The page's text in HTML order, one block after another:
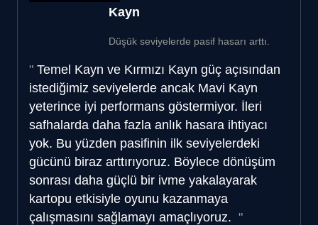
Kayn
Düşük seviyelerde pasif hasarı arttı.
Temel Kayn ve Kırmızı Kayn güç açısından
istediğimiz seviyelerde ancak Mavi Kayn
yeterince iyi performans göstermiyor. İleri
safhalarda daha fazla anlık hasara ihtiyacı
yok. Bu yüzden pasifinin ilk seviyelerdeki
gücünü biraz arttırıyoruz. Böylece dönüşüm
sonrası daha güçlü bir ivme yakalayarak
kartopu etkisiyle oyunu kazanmaya
çalışmasını sağlamayı amaçlıyoruz.